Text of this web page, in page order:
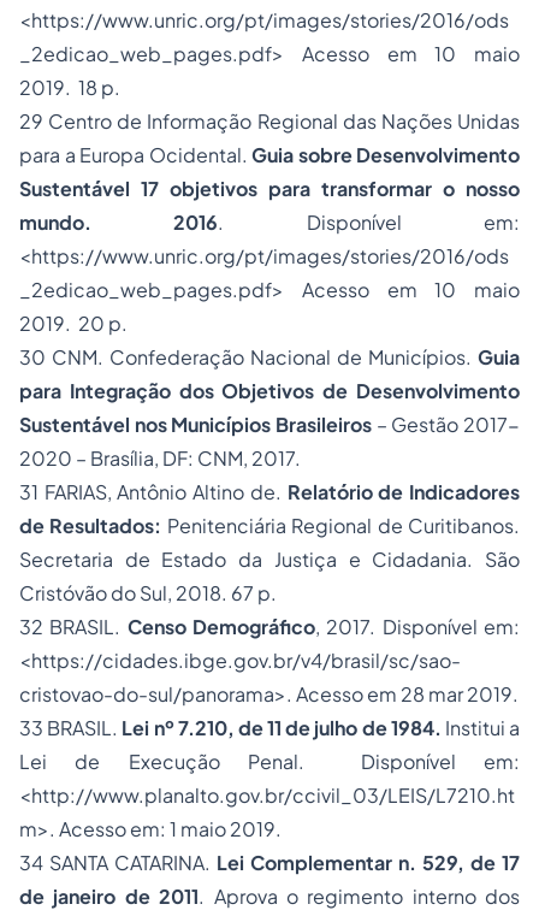
<https://www.unric.org/pt/images/stories/2016/ods
_2edicao_web_pages.pdf> Acesso em 10 maio
2019. 18 p.
29 Centro de Informação Regional das Nações Unidas
para a Europa Ocidental. Guia sobre Desenvolvimento
Sustentável 17 objetivos para transformar o nosso
mundo.2016. Disponível em:
<https://www.unric.org/pt/images/stories/2016/ods
_2edicao_web_pages.pdf> Acesso em 10 maio
2019. 20 p.
30 CNM. Confederação Nacional de Municípios. Guia
para Integração dos Objetivos de Desenvolvimento
Sustentável nos Municípios Brasileiros – Gestão 2017-
2020 – Brasília, DF: CNM, 2017.
31 FARIAS, Antônio Altino de. Relatório de Indicadores
de Resultados: Penitenciária Regional de Curitibanos.
Secretaria de Estado da Justiça e Cidadania. São
Cristóvão do Sul, 2018. 67 p.
32 BRASIL. Censo Demográfico, 2017. Disponível em:
<https://cidades.ibge.gov.br/v4/brasil/sc/sao-
cristovao-do-sul/panorama>. Acesso em 28 mar 2019.
33 BRASIL. Lei nº 7.210, de 11 de julho de 1984. Institui a
Lei de Execução Penal. Disponível em:
<http://www.planalto.gov.br/ccivil_03/LEIS/L7210.ht
m>. Acesso em: 1 maio 2019.
34 SANTA CATARINA. Lei Complementar n. 529, de 17
de janeiro de 2011. Aprova o regimento interno dos